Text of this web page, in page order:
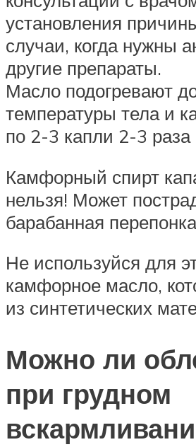
установления
случаи, когда нужны
другие препараты.
Масло подогревают
температуры тела и
по 2-3 капли 2-3 раза
Камфорный спирт
нельзя! Может
барабанная
Не используйся для
камфорное масло,
из синтетических
Можно ли
при грудном